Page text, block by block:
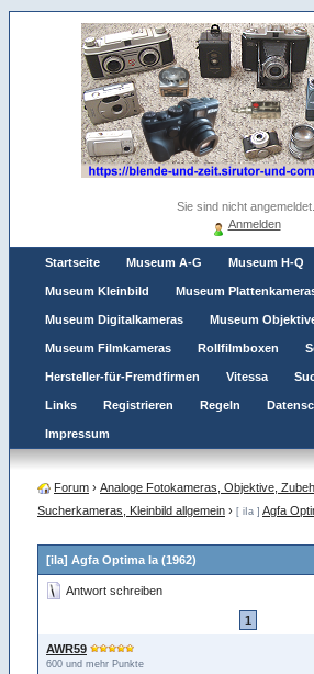
Sie sind nicht angemeldet.
Anmelden
Startseite Museum A-G Museum H-Q
Museum Kleinbild Museum
Museum Digitalkameras Museum
Museum Filmkameras Rollfilmboxen
Hersteller-für-Fremdfirmen Vitessa
Links Registrieren Regeln
Impressum
Forum › Analoge Fotokameras, Objektive,
Sucherkameras, Kleinbild allgemein › [ iIa ] Agfa
[iIa] Agfa Optima Ia (1962)
Antwort schreiben
1
AWR59
600 und mehr Punkte